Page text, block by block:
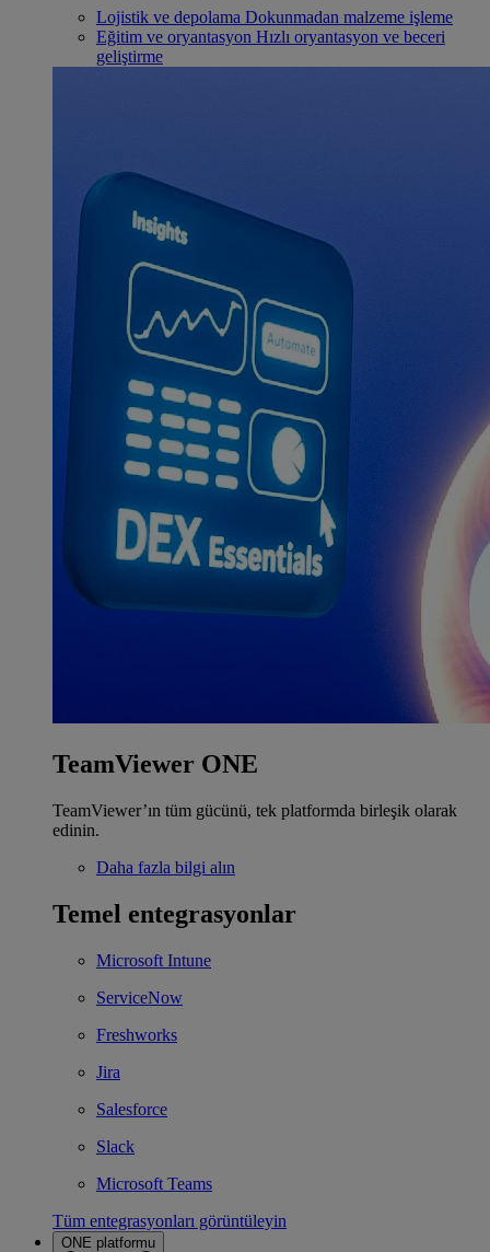
Lojistik ve depolama Dokunmadan malzeme işleme
Eğitim ve oryantasyon Hızlı oryantasyon ve beceri
geliştirme
TeamViewer ONE
TeamViewer’ın tüm gücünü, tek platformda birleşik olarak
edinin.
Daha fazla bilgi alın
Temel entegrasyonlar
Microsoft Intune
ServiceNow
Freshworks
Jira
Salesforce
Slack
Microsoft Teams
Tüm entegrasyonları görüntüleyin
ONE platformu